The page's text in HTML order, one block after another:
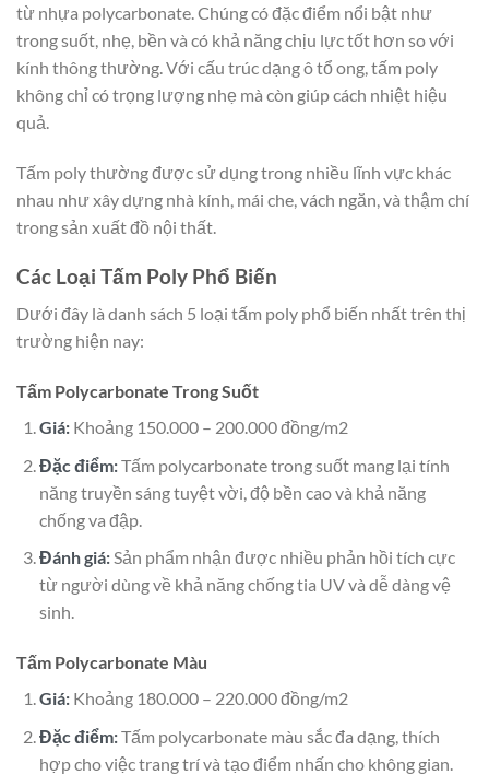
từ nhựa polycarbonate. Chúng có đặc điểm nổi bật như
trong suốt, nhẹ, bền và có khả năng chịu lực tốt hơn so với
kính thông thường. Với cấu trúc dạng ô tổ ong, tấm poly
không chỉ có trọng lượng nhẹ mà còn giúp cách nhiệt hiệu
quả.
Tấm poly thường được sử dụng trong nhiều lĩnh vực khác
nhau như xây dựng nhà kính, mái che, vách ngăn, và thậm chí
trong sản xuất đồ nội thất.
Các Loại Tấm Poly Phổ Biến
Dưới đây là danh sách 5 loại tấm poly phổ biến nhất trên thị
trường hiện nay:
Tấm Polycarbonate Trong Suốt
Giá:Khoảng 150.000 – 200.000 đồng/m2
Đặc điểm:Tấm polycarbonate trong suốt mang lại tính
năng truyền sáng tuyệt vời, độ bền cao và khả năng
chống va đập.
Đánh giá:Sản phẩm nhận được nhiều phản hồi tích cực
từ người dùng về khả năng chống tia UV và dễ dàng vệ
sinh.
Tấm Polycarbonate Màu
Giá:Khoảng 180.000 – 220.000 đồng/m2
Đặc điểm:Tấm polycarbonate màu sắc đa dạng, thích
hợp cho việc trang trí và tạo điểm nhấn cho không gian.